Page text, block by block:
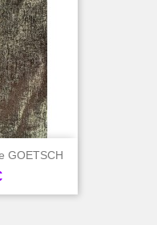
GOETSCH